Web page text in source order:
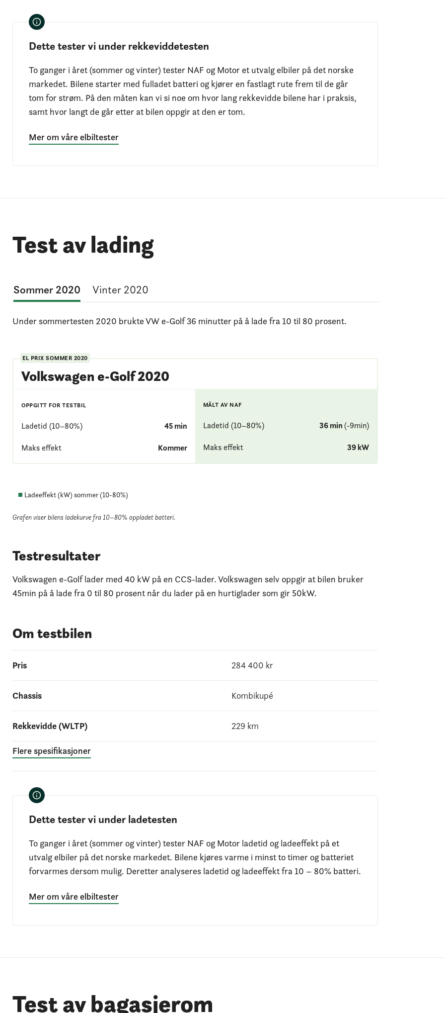
Dette tester vi under rekkeviddetesten
To ganger i året (sommer og vinter) tester NAF og Motor et utvalg elbiler på det norske
markedet. Bilene starter med fulladet batteri og kjører en fastlagt rute frem til de går
tom for strøm. På den måten kan vi si noe om hvor lang rekkevidde bilene har i praksis,
samt hvor langt de går etter at bilen oppgir at den er tom.
Mer om våre elbiltester
Test av lading
Sommer 2020 Vinter 2020
Under sommertesten 2020 brukte VW e-Golf 36 minutter på å lade fra 10 til 80 prosent.
EL PRIXSOMMER 2020
Volkswagen e-Golf 2020
OPPGITT FOR TESTBIL
Ladetid (10–80%) 45 min
Maks effekt Kommer
MÅLT AV NAF
Ladetid (10–80%) 36 min(-9min)
Maks effekt 39 kW
Ladeeffekt (kW) sommer (10-80%)
Grafen viser bilens ladekurve fra 10–80% oppladet batteri.
Testresultater
Volkswagen e-Golf lader med 40 kW på en CCS-lader. Volkswagen selv oppgir at bilen bruker
45min på å lade fra 0 til 80 prosent når du lader på en hurtiglader som gir 50kW.
Om testbilen
Pris 284 400 kr
Chassis Kombikupé
Rekkevidde (WLTP) 229 km
Flere spesifikasjoner
Dette tester vi under ladetesten
To ganger i året (sommer og vinter) tester NAF og Motor ladetid og ladeeffekt på et
utvalg elbiler på det norske markedet. Bilene kjøres varme i minst to timer og batteriet
forvarmes dersom mulig. Deretter analyseres ladetid og ladeeffekt fra 10 – 80% batteri.
Mer om våre elbiltester
Test av bagasjerom